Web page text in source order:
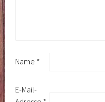
Name *
E-Mail-